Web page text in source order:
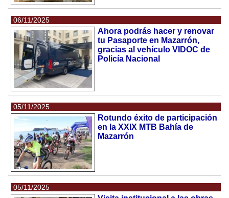
06/11/2025
Ahora podrás hacer y renovar
tu Pasaporte en Mazarrón,
gracias al vehículo VIDOC de
Policía Nacional
05/11/2025
Rotundo éxito de participación
en la XXIX MTB Bahía de
Mazarrón
05/11/2025